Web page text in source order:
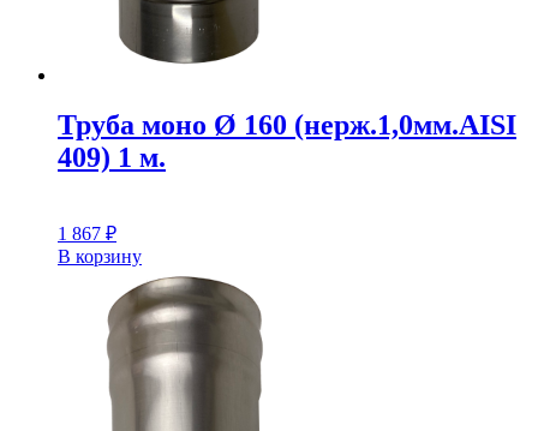
Труба моно Ø 160 (нерж.1,0мм.AISI
409) 1 м.
1 867 ₽
В корзину